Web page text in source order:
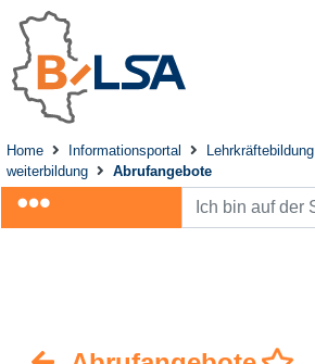
Home Informationsportal Lehrkräftebildung
weiterbildung
Abrufangebote